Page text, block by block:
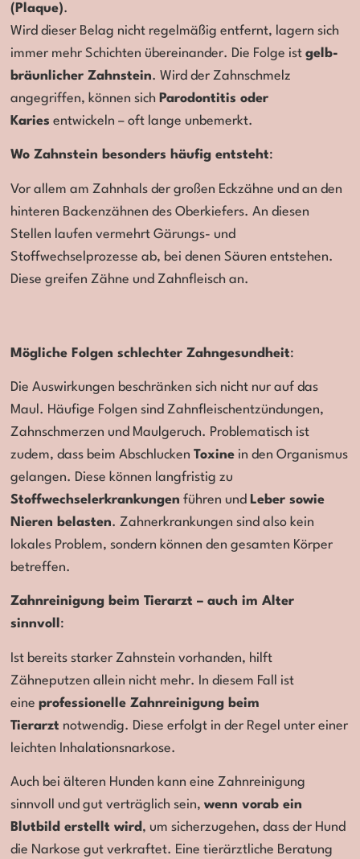
(Plaque).
Wird dieser Belag nicht regelmäßig entfernt, lagern sich
immer mehr Schichten übereinander. Die Folge istgelb-
bräunlicher Zahnstein. Wird der Zahnschmelz
angegriffen, können sich Parodontitis oder
Karies entwickeln – oft lange unbemerkt.
Wo Zahnstein besonders häufig entsteht:
Vor allem am Zahnhals der großen Eckzähne und an den
hinteren Backenzähnen des Oberkiefers. An diesen
Stellen laufen vermehrt Gärungs- und
Stoffwechselprozesse ab, bei denen Säuren entstehen.
Diese greifen Zähne und Zahnfleisch an.
Mögliche Folgen schlechter Zahngesundheit:
Die Auswirkungen beschränken sich nicht nur auf das
Maul. Häufige Folgen sind Zahnfleischentzündungen,
Zahnschmerzen und Maulgeruch. Problematisch ist
zudem, dass beim AbschluckenToxine in den Organismus
gelangen. Diese können langfristig zu
Stoffwechselerkrankungen führen und Leber sowie
Nieren belasten. Zahnerkrankungen sind also kein
lokales Problem, sondern können den gesamten Körper
betreffen.
Zahnreinigung beim Tierarzt – auch im Alter
sinnvoll :
Ist bereits starker Zahnstein vorhanden, hilft
Zähneputzen allein nicht mehr. In diesem Fall ist
eineprofessionelle Zahnreinigung beim
Tierarzt notwendig. Diese erfolgt in der Regel unter einer
leichten Inhalationsnarkose.
Auch bei älteren Hunden kann eine Zahnreinigung
sinnvoll und gut verträglich sein,wenn vorab ein
Blutbild erstellt wird , um sicherzugehen, dass der Hund
die Narkose gut verkraftet. Eine tierärztliche Beratung